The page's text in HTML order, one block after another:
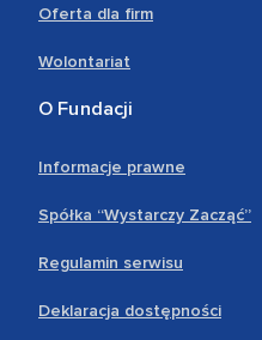
Oferta dla firm
Wolontariat
O Fundacji
Informacje prawne
Spółka “Wystarczy Zacząć”
Regulamin serwisu
Deklaracja dostępności